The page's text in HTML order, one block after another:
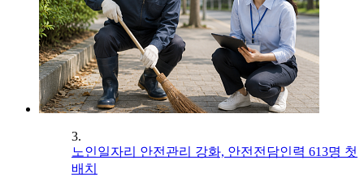
3.
노인일자리 안전관리 강화, 안전전담인력 613명 첫
배치